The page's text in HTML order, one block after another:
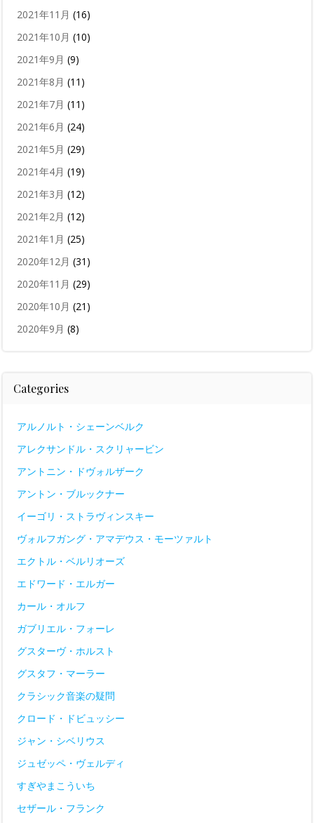
2021年11月 (16)
2021年10月 (10)
2021年9月 (9)
2021年8月 (11)
2021年7月 (11)
2021年6月 (24)
2021年5月 (29)
2021年4月 (19)
2021年3月 (12)
2021年2月 (12)
2021年1月 (25)
2020年12月 (31)
2020年11月 (29)
2020年10月 (21)
2020年9月 (8)
Categories
アルノルト・シェーンベルク
アレクサンドル・スクリャービン
アントニン・ドヴォルザーク
アントン・ブルックナー
イーゴリ・ストラヴィンスキー
ヴォルフガング・アマデウス・モーツァルト
エクトル・ベルリオーズ
エドワード・エルガー
カール・オルフ
ガブリエル・フォーレ
グスターヴ・ホルスト
グスタフ・マーラー
クラシック音楽の疑問
クロード・ドビュッシー
ジャン・シベリウス
ジュゼッペ・ヴェルディ
すぎやまこういち
セザール・フランク